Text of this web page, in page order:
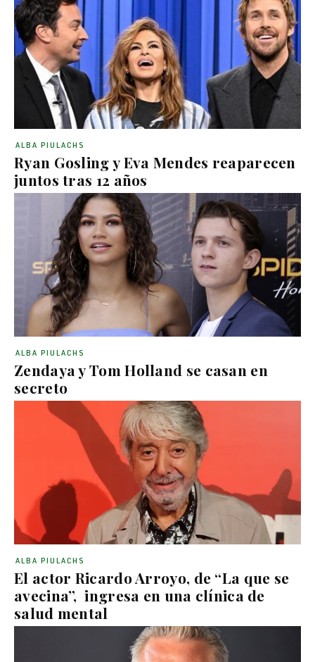
Ryan Gosling y Eva Mendes reaparecen
juntos tras 12 años
ALBA PIULACHS
Zendaya y Tom Holland se casan en
secreto
ALBA PIULACHS
El actor Ricardo Arroyo, de “La que se
avecina”, ingresa en una clínica de
salud mental
ALBA PIULACHS